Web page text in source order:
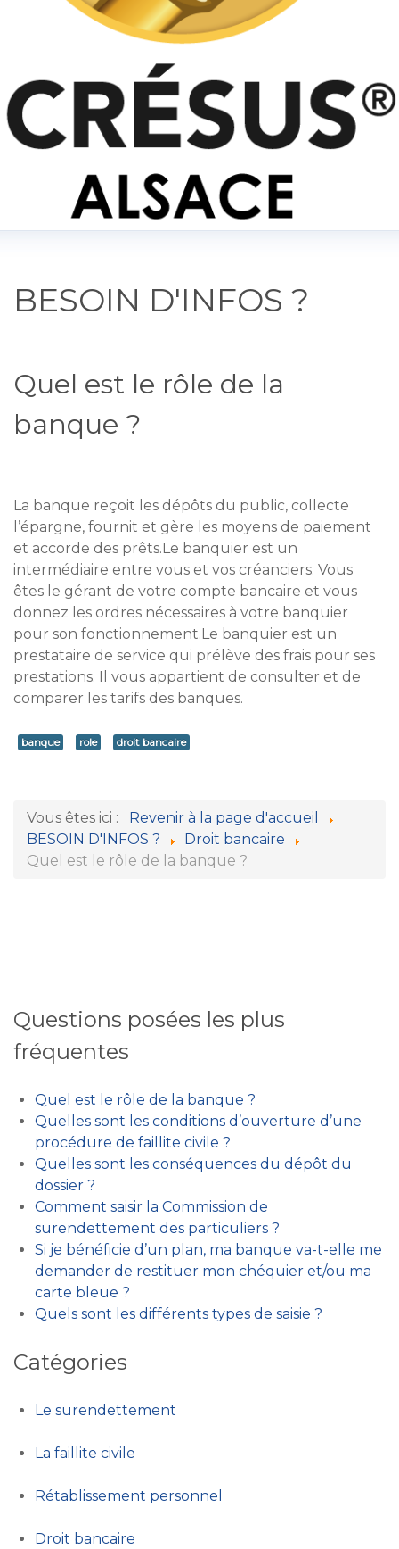
BESOIN D'INFOS ?
Quel est le rôle de la
banque ?
La banque reçoit les dépôts du public, collecte
l’épargne, fournit et gère les moyens de paiement
et accorde des prêts.Le banquier est un
intermédiaire entre vous et vos créanciers. Vous
êtes le gérant de votre compte bancaire et vous
donnez les ordres nécessaires à votre banquier
pour son fonctionnement.Le banquier est un
prestataire de service qui prélève des frais pour ses
prestations. Il vous appartient de consulter et de
comparer les tarifs des banques.
banque role droit bancaire
Vous êtes ici :
Revenir à la page d'accueil
BESOIN D'INFOS ?
Droit bancaire
Quel est le rôle de la banque ?
Questions posées les plus
fréquentes
Quel est le rôle de la banque ?
Quelles sont les conditions d’ouverture d’une
procédure de faillite civile ?
Quelles sont les conséquences du dépôt du
dossier ?
Comment saisir la Commission de
surendettement des particuliers ?
Si je bénéficie d’un plan, ma banque va-t-elle me
demander de restituer mon chéquier et/ou ma
carte bleue ?
Quels sont les différents types de saisie ?
Catégories
Le surendettement
La faillite civile
Rétablissement personnel
Droit bancaire